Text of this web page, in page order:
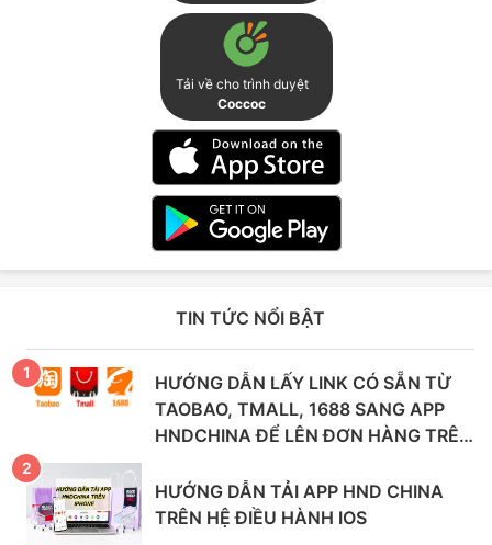
Tải về cho trình duyệt
Coccoc
TIN TỨC NỔI BẬT
HƯỚNG DẪN LẤY LINK CÓ SẴN TỪ
TAOBAO, TMALL, 1688 SANG APP
HNDCHINA ĐỂ LÊN ĐƠN HÀNG TRÊN
HƯỚNG DẪN TẢI APP HND CHINA
TRÊN HỆ ĐIỀU HÀNH IOS